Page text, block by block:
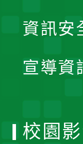
資訊安
宣導資
校園